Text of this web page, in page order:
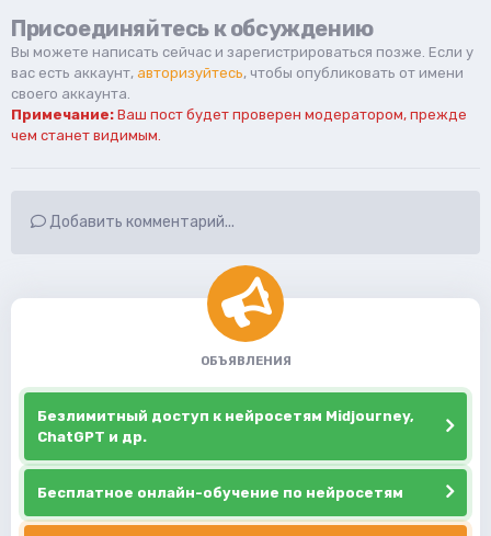
Присоединяйтесь к обсуждению
Вы можете написать сейчас и зарегистрироваться позже. Если у
вас есть аккаунт, авторизуйтесь, чтобы опубликовать от имени
своего аккаунта.
Примечание: Ваш пост будет проверен модератором, прежде
чем станет видимым.
Добавить комментарий...
ОБЪЯВЛЕНИЯ
Безлимитный доступ к нейросетям Midjourney,
ChatGPT и др.
Бесплатное онлайн-обучение по нейросетям